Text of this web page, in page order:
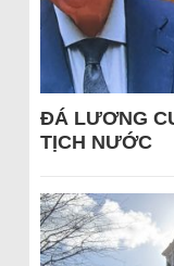
ĐÁ LƯƠNG
TỊCH NƯỚC